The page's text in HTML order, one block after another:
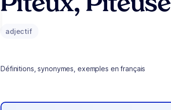
Piteux, Piteuse
adjectif
Définitions, synonymes, exemples en français